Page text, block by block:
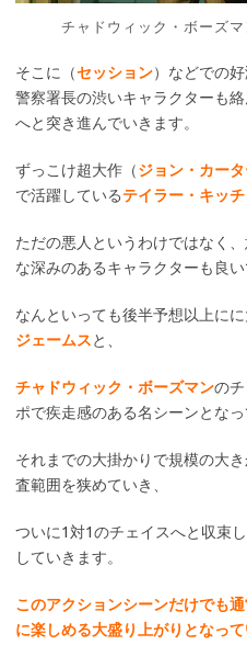
チャドウィック・ボーズ
そこに（セッション）などでの
警察署長の渋いキャラクターも
へと突き進んでいきます。
ずっこけ超大作（ジョン・カー
で活躍しているテイラー・キッチ
ただの悪人というわけではなく
な深みのあるキャラクターも良い
なんといっても後半予想以上に
ジェームスと、
チャドウィック・ボーズマンの
ポで疾走感のある名シーンとなっ
それまでの大掛かりで規模の大
査範囲を狭めていき、
ついに1対1のチェイスへと収束
していきます。
このアクションシーンだけでも
に楽しめる大盛り上がりとなっ